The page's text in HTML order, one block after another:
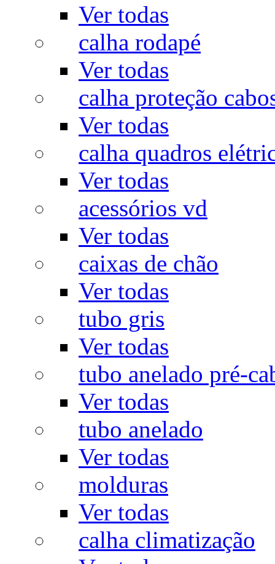
Ver todas
calha rodapé
Ver todas
calha proteção
Ver todas
calha quadros
Ver todas
acessórios vd
Ver todas
caixas de chão
Ver todas
tubo gris
Ver todas
tubo anelado pré-
Ver todas
tubo anelado
Ver todas
molduras
Ver todas
calha climatização